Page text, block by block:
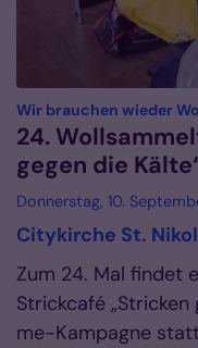
Wir brauchen wieder
24.
gegen die
Donnerstag, 10.
Citykirche St.
Zum 24. Mal findet
Strickcafé
me-Kampagne